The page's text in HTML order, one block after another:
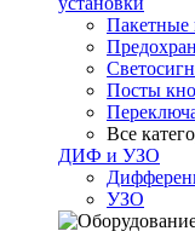
Пакетные
Посты
Все
ДИФ и УЗО
УЗО